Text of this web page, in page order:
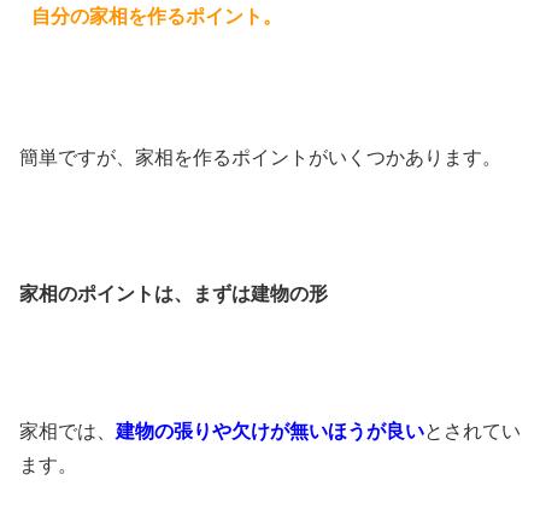
自分の家相を作るポイント。
簡単ですが、家相を作るポイントがいくつかあります。
家相のポイントは、まずは建物の形
家相では、 建物の張りや欠けが無いほうが良いとされてい
ます。